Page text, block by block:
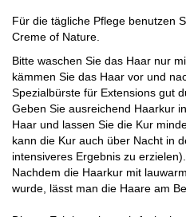
Für die tägliche Pflege benutzen
Creme of Nature.
Bitte waschen Sie das Haar nur
kämmen Sie das Haar vor und
Spezialbürste für Extensions gut
Geben Sie ausreichend Haarkur
Haar und lassen Sie die Kur
kann die Kur auch über Nacht in
intensiveres Ergebnis zu erzielen).
Nachdem die Haarkur mit
wurde, lässt man die Haare am